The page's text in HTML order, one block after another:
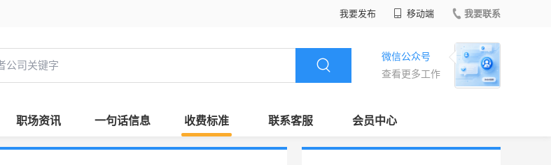
我要发布 移动端 我要联系
微信公众号
查看更多工作
职场资讯 一句话信息 收费标准 联系客服 会员中心